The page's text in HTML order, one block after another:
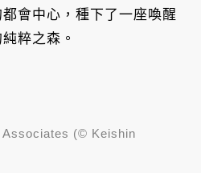
會中心，種下了一座喚醒
粹之森。
Associates (© Keishin